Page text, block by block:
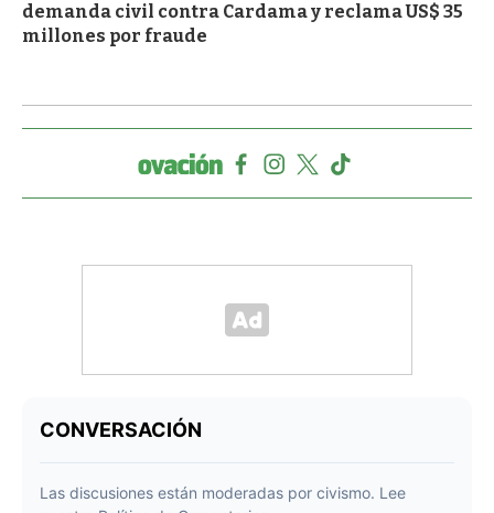
demanda civil contra Cardama y reclama US$ 35
millones por fraude